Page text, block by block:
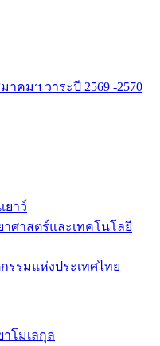
คมฯ วาระปี 2569 -2570
ยาว์
ศาสตร์และเทคโนโลยี
รรมแห่งประเทศไทย
โมเลกุล